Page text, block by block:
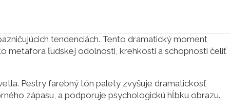
tendenciách. Tento dramatický moment
metafora ľudskej odolnosti, krehkosti a schopnosti čeliť
Pestry farebný tón palety zvyšuje dramatickosť
zápasu, a podporuje psychologickú hĺbku obrazu.